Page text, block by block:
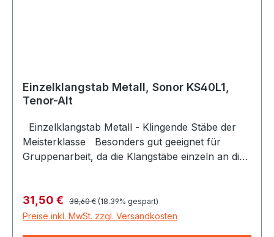
Einzelklangstab Metall, Sonor KS40L1,
Tenor-Alt
Einzelklangstab Metall - Klingende Stäbe der
Meisterklasse Besonders gut geeignet für
Gruppenarbeit, da die Klangstäbe einzeln an die
konzentrieren kann. Der sonore warme und lang
nachklingende Ton der Meisterklasse begeistert
Verkaufspreis:
31,50 € Regulärer Preis:
38,60 € (18.39% gespart)
Preise inkl. MwSt. zzgl. Versandkosten